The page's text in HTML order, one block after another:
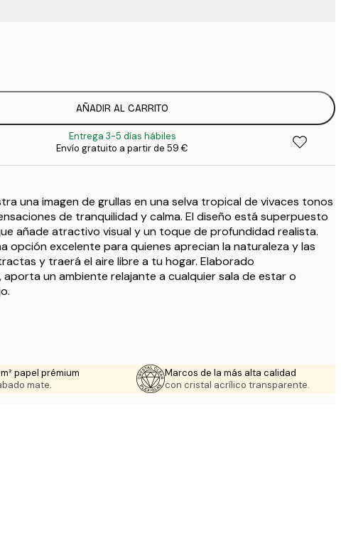
AÑADIR AL CARRITO
Entrega 3-5 días hábiles
Envío gratuito a partir de 59 €
una imagen de grullas en una selva tropical de vivaces tonos
de tranquilidad y calma. El diseño está superpuesto
añade atractivo visual y un toque de profundidad realista.
opción excelente para quienes aprecian la naturaleza y las
y traerá el aire libre a tu hogar. Elaborado
un ambiente relajante a cualquier sala de estar o
papel prémium
mate.
Marcos de la más alta calidad
con cristal acrílico transparente.